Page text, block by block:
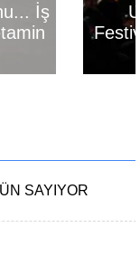
Bursa
tarih ve
SAYIYOR